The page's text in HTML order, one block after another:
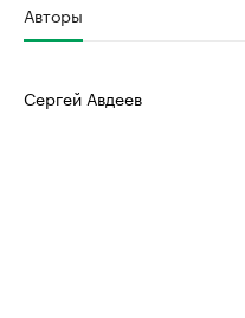
Авторы
Сергей Авдеев